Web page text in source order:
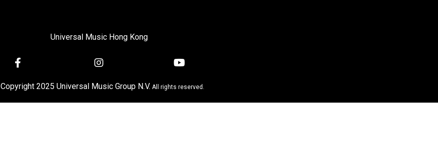
Universal Music Hong Kong
Copyright 2025 Universal Music Group N.V. All rights reserved.